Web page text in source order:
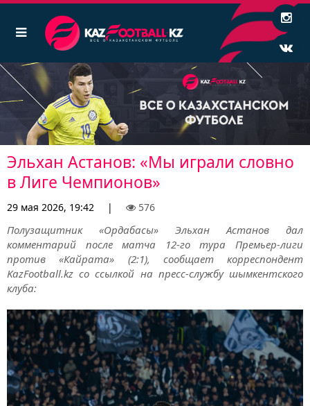
Эльхан Астанов: «Мы играли словно
в Лиге Чемпионов»
29 мая 2026, 19:42 | 576
Полузащитник «Ордабасы» Эльхан Астанов дал
комментарий после матча 12-го тура Премьер-лиги
против «Кайрата» (2:1), сообщает корреспондент
KazFootball.kz со ссылкой на пресс-службу шымкентского
клуба: